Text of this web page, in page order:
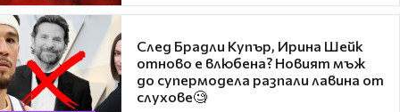
След Брадли Купър, Ирина Шейк
отново е влюбена? Новият мъж
до супермодела разпали лавина от
слухове🧐